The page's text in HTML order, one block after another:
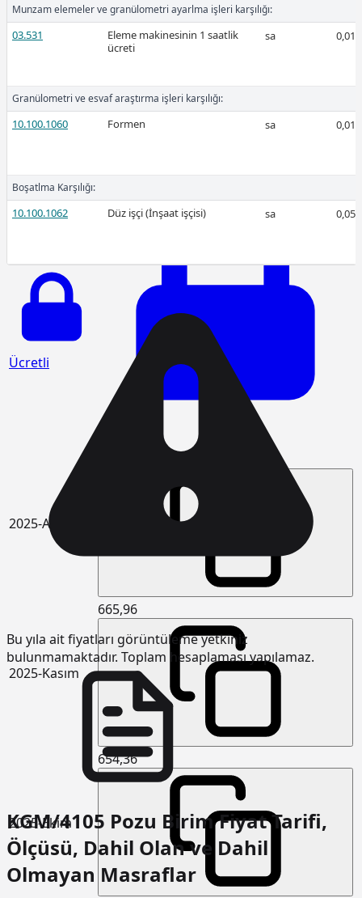
Ücretli
2025-Aralık
2025-Kasım
665,96
2025-Ekim
654,36
Munzam elemeler ve granülometri ayarlma işleri karşılığı:
03.531
Eleme makinesinin 1 saatlik
ücreti
sa 0,01
Granülometri ve esvaf araştırma işleri karşılığı:
10.100.1060 Formen sa 0,01
Boşatlma Karşılığı:
10.100.1062 Düz işçi (İnşaat işçisi) sa 0,05
Bu yıla ait fiyatları görüntüleme yetkiniz
bulunmamaktadır. Toplam hesaplaması yapılamaz.
KGM/4105 Pozu Birim Fiyat Tarifi,
Ölçüsü, Dahil Olan ve Dahil
Olmayan Masraflar